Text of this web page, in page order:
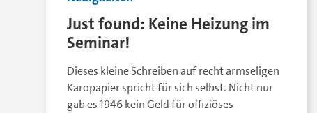
Just found: Keine Heizung im
Seminar!
Dieses kleine Schreiben auf recht armseligen
Karopapier spricht für sich selbst. Nicht nur
gab es 1946 kein Geld für offiziöses